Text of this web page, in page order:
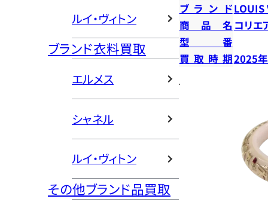
ルイ・ヴィトン
ブランド衣料買取
エルメス
シャネル
ルイ・ヴィトン
その他ブランド品買取
ブランドLOUIS
商品名 コリエ
型番
買取時期2025